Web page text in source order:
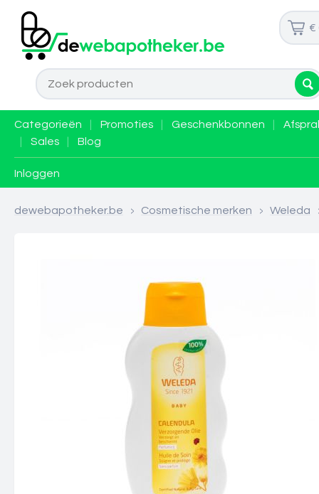
€
Categorieën Promoties Geschenkbonnen
Sales Blog
Inloggen
dewebapotheker.be > Cosmetische merken > Weleda